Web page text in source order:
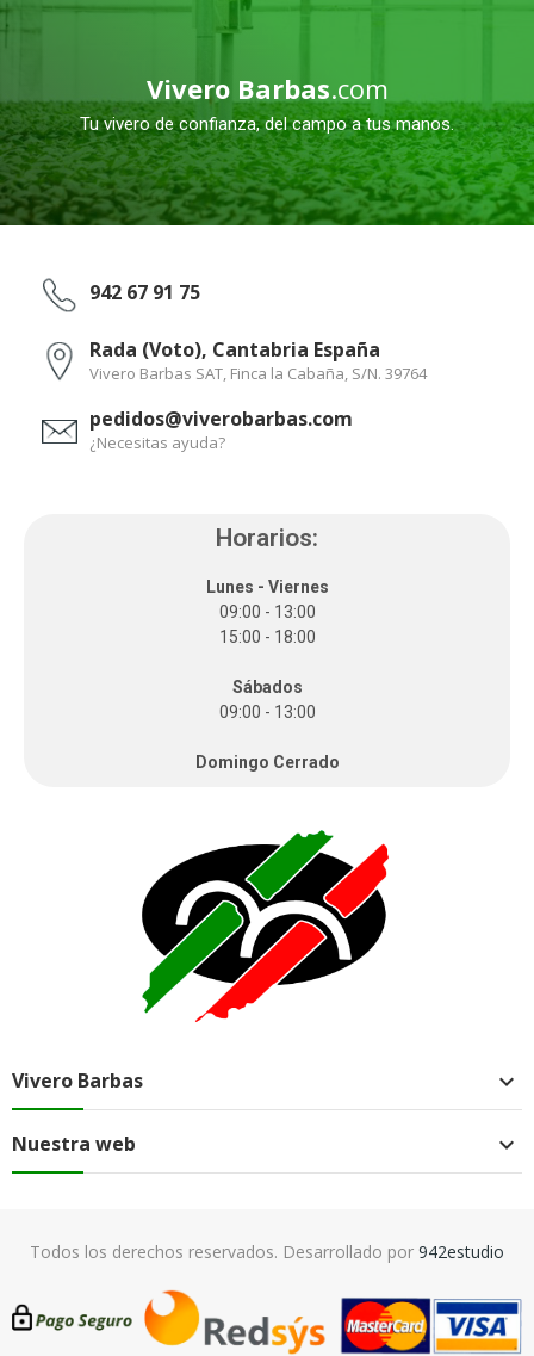
Vivero Barbas.com
Tu vivero de confianza, del campo a tus manos.
942 67 91 75
Rada (Voto), Cantabria España
Vivero Barbas SAT, Finca la Cabaña, S/N. 39764
pedidos@viverobarbas.com
¿Necesitas ayuda?
Horarios:
Lunes - Viernes
09:00 - 13:00
15:00 - 18:00
Sábados
09:00 - 13:00
Domingo Cerrado
Vivero Barbas 
Nuestra web 
Todos los derechos reservados. Desarrollado por 942estudio